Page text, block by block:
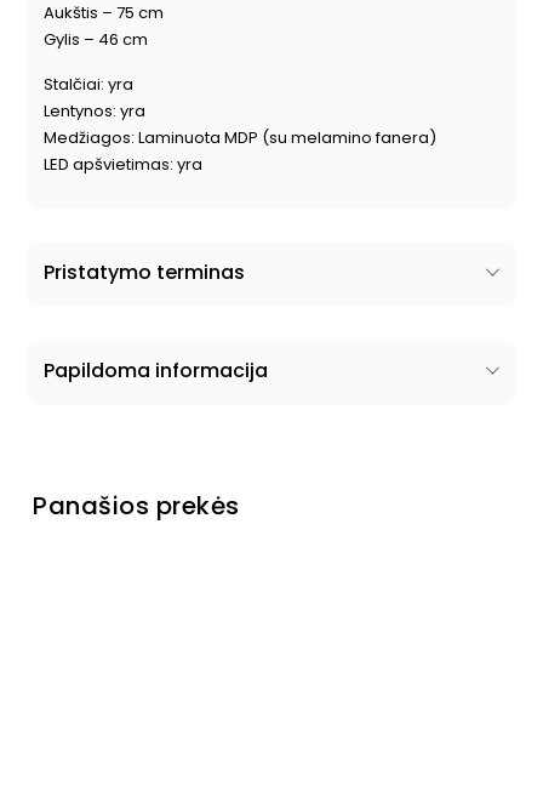
Aukštis – 75 cm
Gylis – 46 cm
Stalčiai: yra
Lentynos: yra
Medžiagos: Laminuota MDP (su melamino fanera)
LED apšvietimas: yra
Pristatymo terminas
Papildoma informacija
Panašios prekės